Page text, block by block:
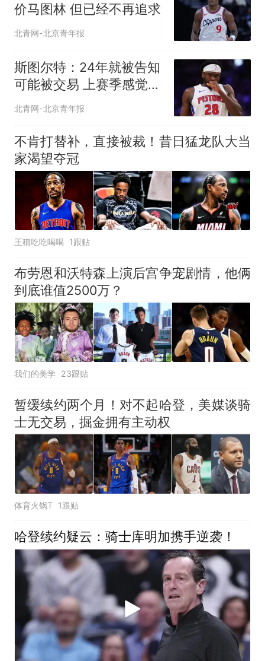
价马图林 但已经不再追求
北青网-北京青年报
斯图尔特：24年就被告知
可能被交易 上赛季感觉即
将离队
北青网-北京青年报
不肯打替补，直接被裁！昔日猛龙队大当
家渴望夺冠
王稱吃吃喝喝 1跟贴
布劳恩和沃特森上演后宫争宠剧情，他俩
到底谁值2500万？
我们的美学 23跟贴
暂缓续约两个月！对不起哈登，美媒谈骑
士无交易，掘金拥有主动权
体育火锅T 1跟贴
哈登续约疑云：骑士库明加携手逆袭！